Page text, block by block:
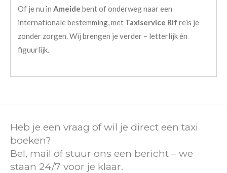
Of je nu in Ameide bent of onderweg naar een
internationale bestemming, met Taxiservice Rif reis je
zonder zorgen. Wij brengen je verder – letterlijk én
figuurlijk.
Heb je een vraag of wil je direct een taxi
boeken?
Bel, mail of stuur ons een bericht – we
staan 24/7 voor je klaar.